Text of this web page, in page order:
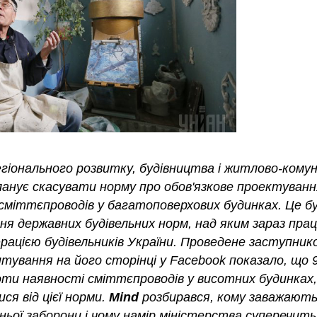
розвитку, будівництва і житлово-
скасувати норму про обов'язкове
у багатоповерхових будинках. Це
державних будівельних норм, над яким зараз
будівельників України. Проведене
на його сторінці у Facebook показало, що
наявності сміттєпроводів у висотних
від цієї норми. Mind розбирався, кому
DEC
6
Ukraine Pavilion at
COP28 presents the
consequences of the
Kakhovka Dam ...
Повідомлення про
початок публічного
обговорення звіту з
оцінки впливу на
навколишнє
середовище
«Проєкта будівництва
електростанції в
Польщі потужністю до
3750 МВт на території
наступних гмін:
Хочево, або Гнєвіно і
Крокова»
15 Листопада 2022, 11:13
Оголошення Оцінка впливу на
отрутохімікатів загинули тисячі диких птахів і